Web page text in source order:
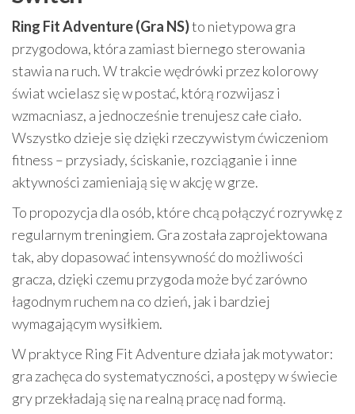
Ring Fit Adventure (Gra NS)to nietypowa gra
przygodowa, która zamiast biernego sterowania
stawia na ruch. W trakcie wędrówki przez kolorowy
świat wcielasz się w postać, którą rozwijasz i
wzmacniasz, a jednocześnie trenujesz całe ciało.
Wszystko dzieje się dzięki rzeczywistym ćwiczeniom
fitness – przysiady, ściskanie, rozciąganie i inne
aktywności zamieniają się w akcję w grze.
To propozycja dla osób, które chcą połączyć rozrywkę z
regularnym treningiem. Gra została zaprojektowana
tak, aby dopasować intensywność do możliwości
gracza, dzięki czemu przygoda może być zarówno
łagodnym ruchem na co dzień, jak i bardziej
wymagającym wysiłkiem.
W praktyce Ring Fit Adventure działa jak motywator:
gra zachęca do systematyczności, a postępy w świecie
gry przekładają się na realną pracę nad formą.